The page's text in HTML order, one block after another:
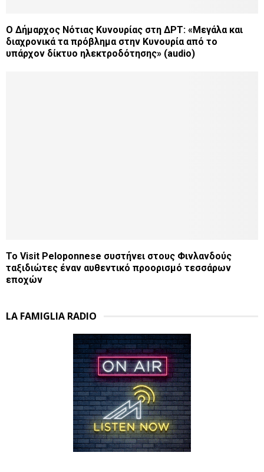
Ο Δήμαρχος Νότιας Κυνουρίας στη ΔΡΤ: «Μεγάλα και
διαχρονικά τα πρόβλημα στην Κυνουρία από το
υπάρχον δίκτυο ηλεκτροδότησης» (audio)
Το Visit Peloponnese συστήνει στους Φινλανδούς
ταξιδιώτες έναν αυθεντικό προορισμό τεσσάρων
εποχών
LA FAMIGLIA RADIO